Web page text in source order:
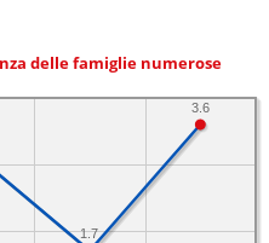
delle famiglie numerose
3.6
1.7